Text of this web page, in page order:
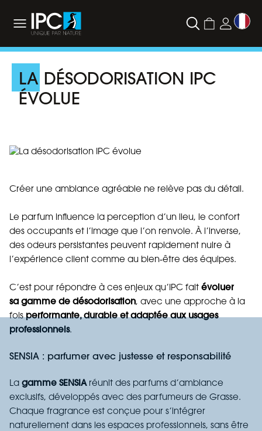
LA DÉSODORISATION IPC
ÉVOLUE
Créer une ambiance agréable ne relève pas du détail.
Le parfum influence la perception d’un lieu, le confort
des occupants et l’image que l’on renvoie. À l’inverse,
des odeurs persistantes peuvent rapidement nuire à
l’expérience client comme au bien‑être des équipes.
C’est pour répondre à ces enjeux qu’IPC fait évoluer
sa gamme de désodorisation, avec une approche à la
foisperformante, durable et adaptée aux usages
professionnels.
SENSIA : parfumer avec justesse et responsabilité
La gamme SENSIAréunit des parfums d’ambiance
exclusifs, développés avec des parfumeurs de Grasse.
Chaque fragrance est conçue pour s’intégrer
naturellement dans les espaces professionnels, sans être